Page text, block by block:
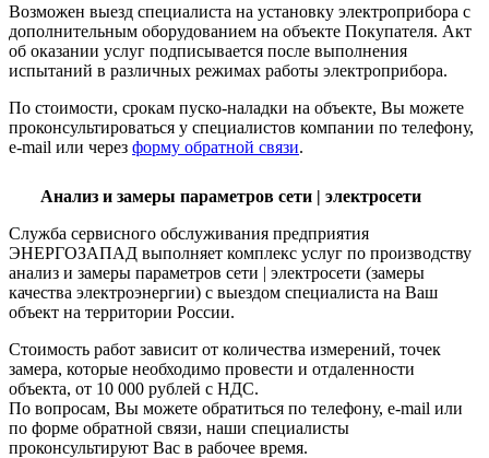
Возможен выезд специалиста на установку электроприбора с
дополнительным оборудованием на объекте Покупателя. Акт
об оказании услуг подписывается после выполнения
испытаний в различных режимах работы электроприбора.
По стоимости, срокам пуско-наладки на объекте, Вы можете
проконсультироваться у специалистов компании по телефону,
e-mail или через форму обратной связи.
Анализ и замеры параметров сети | электросети
Служба сервисного обслуживания предприятия
ЭНЕРГОЗАПАД выполняет комплекс услуг по производству
анализ и замеры параметров сети | электросети (замеры
качества электроэнергии) с выездом специалиста на Ваш
объект на территории России.
Стоимость работ зависит от количества измерений, точек
замера, которые необходимо провести и отдаленности
объекта, от 10 000 рублей с НДС.
По вопросам, Вы можете обратиться по телефону, e-mail или
по форме обратной связи, наши специалисты
проконсультируют Вас в рабочее время.